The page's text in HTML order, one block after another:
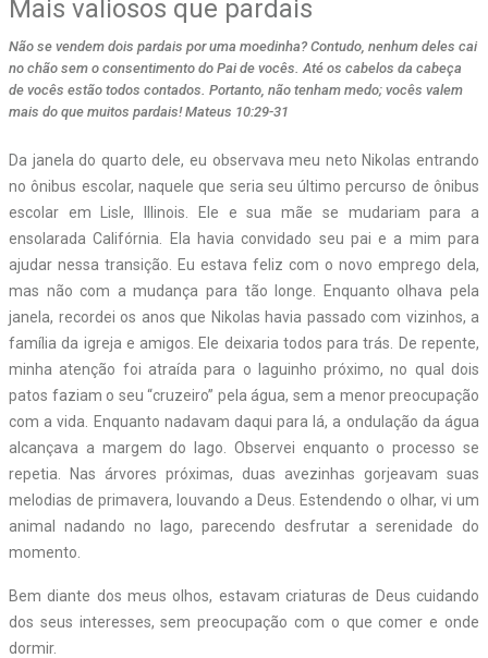
Mais valiosos que pardais
Não se vendem dois pardais por uma moedinha? Contudo, nenhum deles cai
no chão sem o consentimento do Pai de vocês. Até os cabelos da cabeça
de vocês estão todos contados. Portanto, não tenham medo; vocês valem
mais do que muitos pardais! Mateus 10:29-31
Da janela do quarto dele, eu observava meu neto Nikolas entrando
no ônibus escolar, naquele que seria seu último percurso de ônibus
escolar em Lisle, Illinois. Ele e sua mãe se mudariam para a
ensolarada Califórnia. Ela havia convidado seu pai e a mim para
ajudar nessa transição. Eu estava feliz com o novo emprego dela,
mas não com a mudança para tão longe. Enquanto olhava pela
janela, recordei os anos que Nikolas havia passado com vizinhos, a
família da igreja e amigos. Ele deixaria todos para trás. De repente,
minha atenção foi atraída para o laguinho próximo, no qual dois
patos faziam o seu “cruzeiro” pela água, sem a menor preocupação
com a vida. Enquanto nadavam daqui para lá, a ondulação da água
alcançava a margem do lago. Observei enquanto o processo se
repetia. Nas árvores próximas, duas avezinhas gorjeavam suas
melodias de primavera, louvando a Deus. Estendendo o olhar, vi um
animal nadando no lago, parecendo desfrutar a serenidade do
momento.
Bem diante dos meus olhos, estavam criaturas de Deus cuidando
dos seus interesses, sem preocupação com o que comer e onde
dormir.